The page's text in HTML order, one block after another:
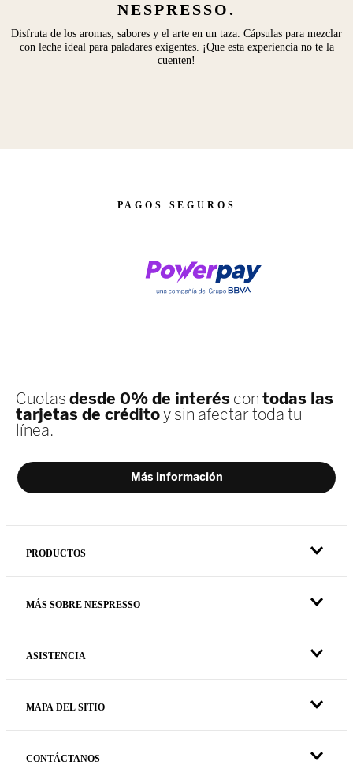
NESPRESSO.
Disfruta de los aromas, sabores y el arte en un taza. Cápsulas para mezclar
con leche ideal para paladares exigentes. ¡Que esta experiencia no te la
cuenten!
PAGOS SEGUROS
PRODUCTOS
MÁS SOBRE NESPRESSO
ASISTENCIA
MAPA DEL SITIO
CONTÁCTANOS